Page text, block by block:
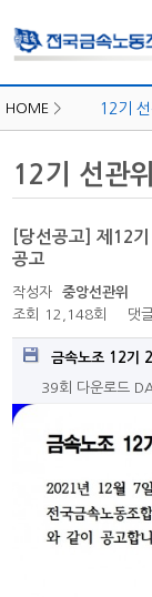
HOME > 12기
12기 선관
[당선공고] 제12
공고
작성자 중앙선관위
조회
12,148회 댓
금속노조 12기
39회 다운로드